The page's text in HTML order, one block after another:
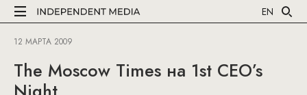
EN
12 МАРТА 2009
The Moscow Times на 1st CEO’s